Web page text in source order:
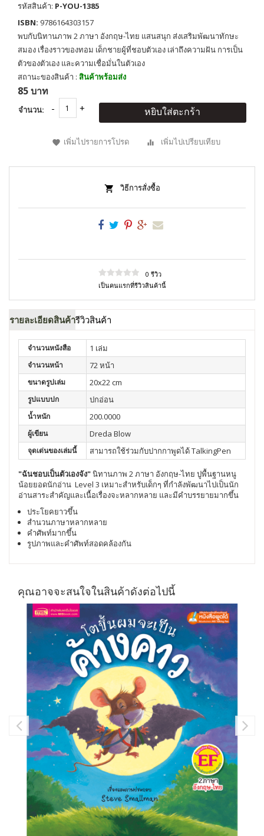
รหัสสินค้า: P-YOU-1385
ISBN: 9786164303157
พบกับนิทานภาพ 2 ภาษา อังกฤษ-ไทย แสนสนุก ส่งเสริมพัฒนาทักษะ
สมอง เรื่องราวของทอม เด็กชายผู้ที่ชอบตัวเอง เล่าถึงความฝัน การเป็น
ตัวของตัวเอง และความเชื่อมั่นในตัวเอง
สถานะของสินค้า : สินค้าพร้อมส่ง
85 บาท
จำนวน: หยิบใส่ตะกร้า
เพิ่มไปรายการโปรด เพิ่มไปเปรียบเทียบ
วิธีการสั่งซื้อ
0 รีวิว
เป็นคนแรกที่รีวิวสินค้านี้
รายละเอียดสินค้ารีวิวสินค้า
จำนวนหนังสือ 1 เล่ม
จำนวนหน้า 72 หน้า
ขนาดรูปเล่ม 20x22 cm
รูปแบบปก ปกอ่อน
น้ำหนัก 200.0000
ผู้เขียน Dreda Blow
จุดเด่นของเล่มนี้ สามารถใช้ร่วมกับปากกาพูดได้ TalkingPen
"ฉันชอบเป็นตัวเองจัง"นิทานภาพ 2 ภาษา อังกฤษ-ไทย ปูพื้นฐานหนู
น้อยยอดนักอ่าน Level 3 เหมาะสำหรับเด็กๆ ที่กำลังพัฒนาไปเป็นนัก
อ่านสาระสำคัญและเนื้อเรื่องจะหลากหลาย และมีคำบรรยายมากขึ้น
ประโยคยาวขึ้น
สำนวนภาษาหลากหลาย
คำศัพท์มากขึ้น
รูปภาพและคำศัพท์สอดคล้องกัน
คุณอาจจะสนใจในสินค้าดังต่อไปนี้